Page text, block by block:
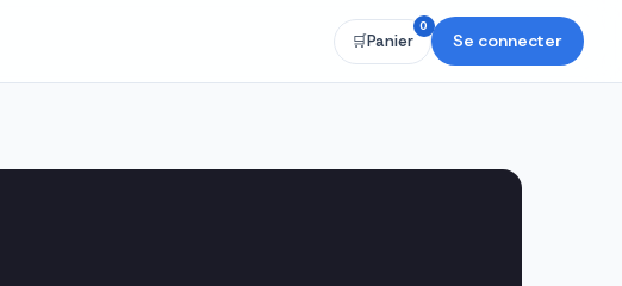
🛒Panier
0
Se connecter